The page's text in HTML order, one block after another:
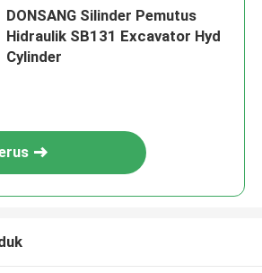
DONSANG Silinder Pemutus
Hidraulik SB131 Excavator Hyd
Cylinder